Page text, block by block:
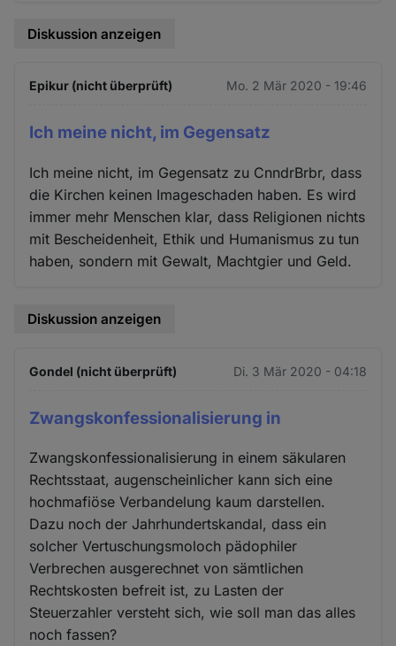
Diskussion anzeigen
Epikur (nicht überprüft) Mo. 2 Mär 2020 - 19:46
Ich meine nicht, im Gegensatz
Ich meine nicht, im Gegensatz zu CnndrBrbr, dass
die Kirchen keinen Imageschaden haben. Es wird
immer mehr Menschen klar, dass Religionen nichts
mit Bescheidenheit, Ethik und Humanismus zu tun
haben, sondern mit Gewalt, Machtgier und Geld.
Diskussion anzeigen
Gondel (nicht überprüft) Di. 3 Mär 2020 - 04:18
Zwangskonfessionalisierung in
Zwangskonfessionalisierung in einem säkularen
Rechtsstaat, augenscheinlicher kann sich eine
hochmafiöse Verbandelung kaum darstellen.
Dazu noch der Jahrhundertskandal, dass ein
solcher Vertuschungsmoloch pädophiler
Verbrechen ausgerechnet von sämtlichen
Rechtskosten befreit ist, zu Lasten der
Steuerzahler versteht sich, wie soll man das alles
noch fassen?